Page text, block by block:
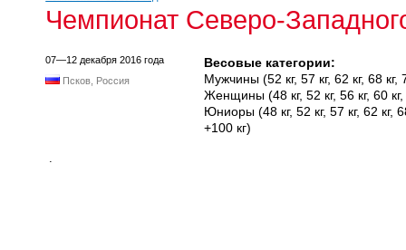
Чемпионат Северо-
07—12 декабря 2016 года
Псков, Россия
Весовые категории:
Мужчины (52 кг, 57 кг, 62 кг, 68 кг,
Женщины (48 кг, 52 кг, 56 кг, 60 кг,
Юниоры (48 кг, 52 кг, 57 кг, 62 кг,
+100 кг)
.